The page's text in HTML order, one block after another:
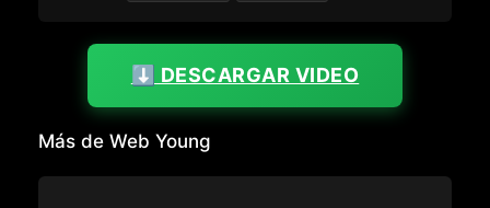
⬇️ DESCARGAR VIDEO
Más de Web Young